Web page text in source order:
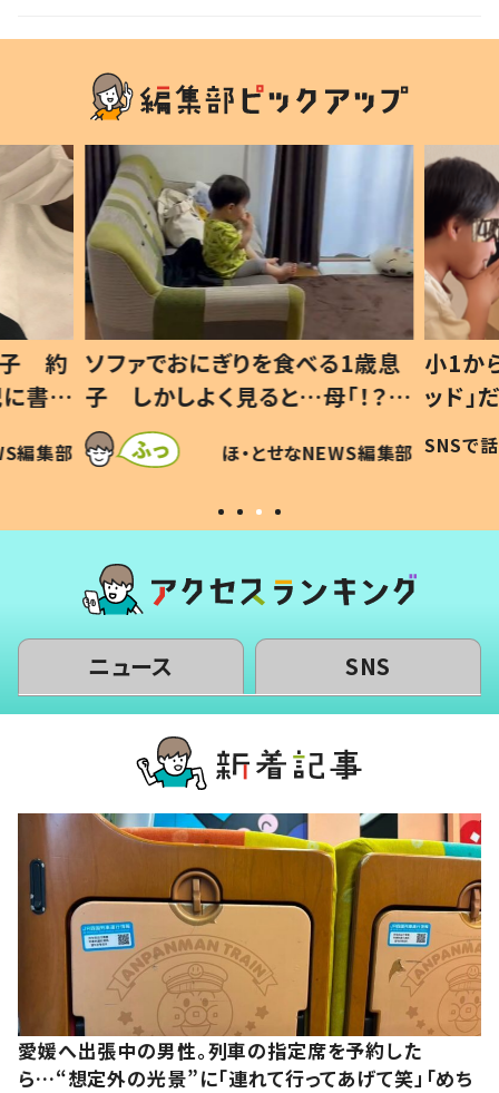
歳息
？」
編集部
小1から不登校、息子は「ギフテ
ッド」だった 父が“ウチ給食”を
作り続ける理由とは #令和の親
#令和の子
SNSで話題 ほ・とせなNEWS編集部
ひ孫
が、抱
「涙
い」
ニュース SNS
愛媛へ出張中の男性。列車の指定席を予約した
ら…“想定外の光景”に「連れて行ってあげて笑」「めち